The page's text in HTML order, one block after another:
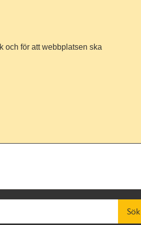
och för att webbplatsen ska
Sök